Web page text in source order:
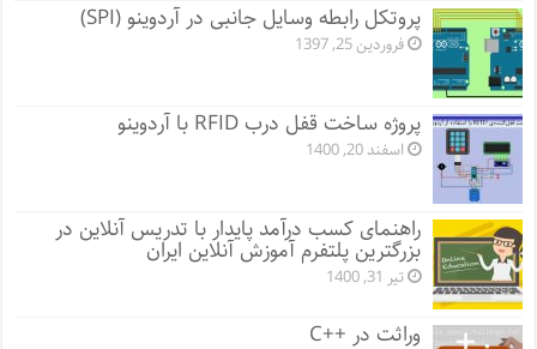
پروتکل رابطه وسایل جانبی در آردوینو (SPI)
فروردین 25, 1397
پروژه ساخت قفل‌ درب RFID با آردوینو
اسفند 20, 1400
راهنمای کسب درآمد پایدار با تدریس آنلاین در
بزرگترین پلتفرم آموزش آنلاین ایران
تیر 31, 1400
وراثت در ++C